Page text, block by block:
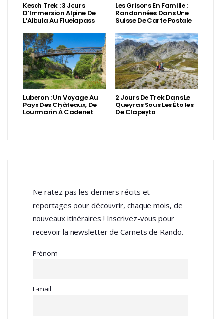
Kesch Trek : 3 Jours
D’Immersion Alpine De
L’Albula Au Fluelapass
Les Grisons En Famille :
Randonnées Dans Une
Suisse De Carte Postale
Luberon : Un Voyage Au
Pays Des Châteaux, De
Lourmarin À Cadenet
2 Jours De Trek Dans Le
Queyras Sous Les Étoiles
De Clapeyto
Ne ratez pas les derniers récits et
reportages pour découvrir, chaque mois, de
nouveaux itinéraires ! Inscrivez-vous pour
recevoir la newsletter de Carnets de Rando.
Prénom
E-mail